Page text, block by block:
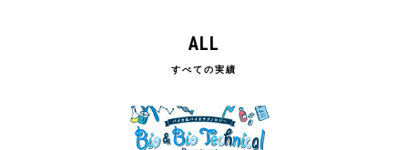
ALL
すべての実績